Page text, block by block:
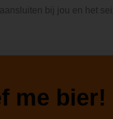
bij jou en het
me bier!